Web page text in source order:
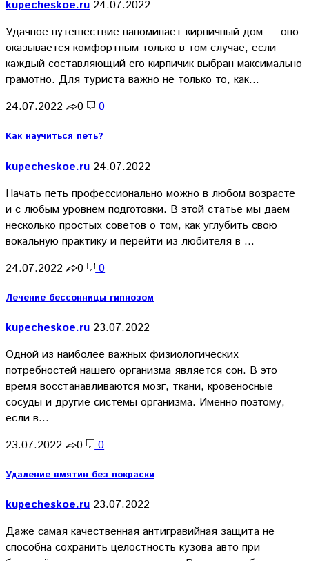
kupecheskoe.ru 24.07.2022
Удачное путешествие напоминает кирпичный дом — оно
оказывается комфортным только в том случае, если
каждый составляющий его кирпичик выбран максимально
грамотно. Для туриста важно не только то, как…
24.07.2022
0 0
Как научиться петь?
kupecheskoe.ru 24.07.2022
Начать петь профессионально можно в любом возрасте
и с любым уровнем подготовки. В этой статье мы даем
несколько простых советов о том, как углубить свою
вокальную практику и перейти из любителя в …
24.07.2022
0 0
Лечение бессонницы гипнозом
kupecheskoe.ru 23.07.2022
Одной из наиболее важных физиологических
потребностей нашего организма является сон. В это
время восстанавливаются мозг, ткани, кровеносные
сосуды и другие системы организма. Именно поэтому,
если в…
23.07.2022
0 0
Удаление вмятин без покраски
kupecheskoe.ru 23.07.2022
Даже самая качественная антигравийная защита не
способна сохранить целостность кузова авто при